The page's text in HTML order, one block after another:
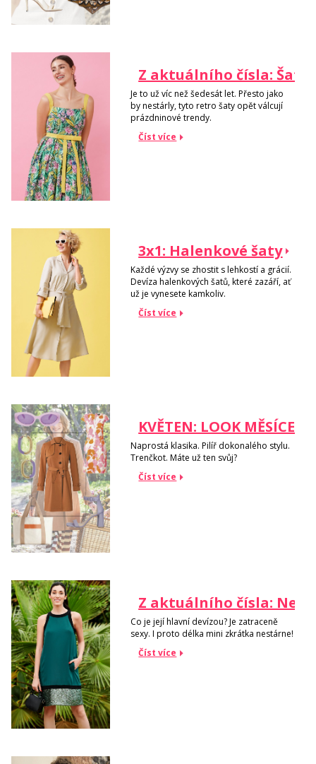
Z aktuálního čísla: Šaty
Je to už víc než šedesát let. Přesto jako
by nestárly, tyto retro šaty opět válcují
prázdninové trendy.
Číst více
3x1: Halenkové šaty
Každé výzvy se zhostit s lehkostí a grácií.
Devíza halenkových šatů, které zazáří, ať
už je vynesete kamkoliv.
Číst více
KVĚTEN: LOOK MĚSÍCE
Naprostá klasika. Pilíř dokonalého stylu.
Trenčkot. Máte už ten svůj?
Číst více
Z aktuálního čísla:
Co je její hlavní devízou? Je zatraceně
sexy. I proto délka mini zkrátka nestárne!
Číst více